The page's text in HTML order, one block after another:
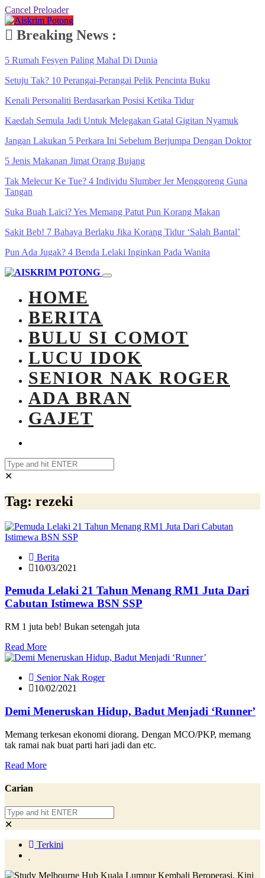
Cancel Preloader
Breaking News :
5 Rumah Fesyen Paling Mahal Di Dunia
Setuju Tak? 10 Perangai-Perangai Pelik Pencinta Buku
Kenali Personaliti Berdasarkan Posisi Ketika Tidur
Kaedah Semula Jadi Untuk Melegakan Gatal Gigitan Nyamuk
Jangan Lakukan 5 Perkara Ini Sebelum Berjumpa Dengan Doktor
5 Jenis Makanan Jimat Orang Bujang
Tak Melecur Ke Tue? 4 Individu Slumber Jer Menggoreng Guna
Tangan
Suka Buah Laici? Yes Memang Patut Pun Korang Makan
Sakit Beb! 7 Bahaya Berlaku Jika Korang Tidur ‘Salah Bantal’
Pun Ada Jugak? 4 Benda Lelaki Inginkan Pada Wanita
HOME
BERITA
BULU SI COMOT
LUCU IDOK
SENIOR NAK ROGER
ADA BRAN
GAJET
✕
Tag: rezeki
Berita
10/03/2021
Pemuda Lelaki 21 Tahun Menang RM1 Juta Dari
Cabutan Istimewa BSN SSP
RM 1 juta beb! Bukan setengah juta
Read More
Senior Nak Roger
10/02/2021
Demi Meneruskan Hidup, Badut Menjadi ‘Runner’
Memang terkesan ekonomi diorang. Dengan MCO/PKP, memang
tak ramai nak buat parti hari jadi dan etc.
Read More
Carian
✕
Terkini